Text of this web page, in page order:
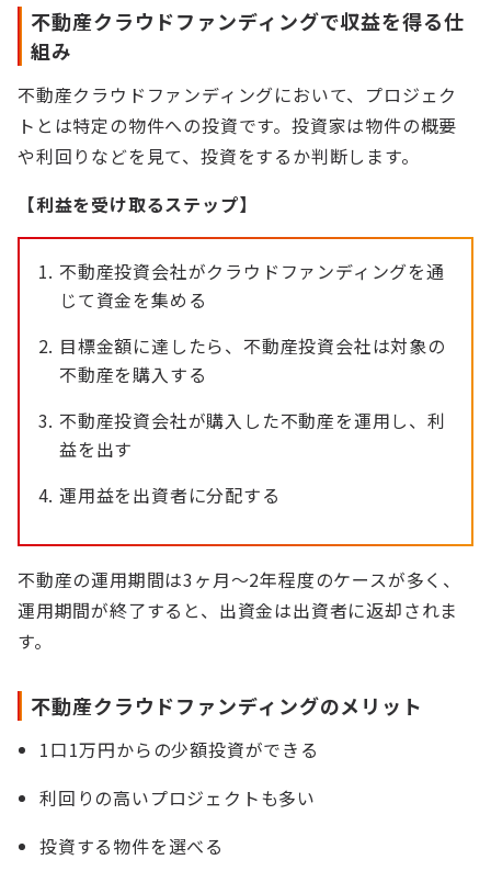
不動産クラウドファンディングで収益を得る仕
組み
不動産クラウドファンディングにおいて、プロジェク
トとは特定の物件への投資です。投資家は物件の概要
や利回りなどを見て、投資をするか判断します。
【利益を受け取るステップ】
不動産投資会社がクラウドファンディングを通
じて資金を集める
目標金額に達したら、不動産投資会社は対象の
不動産を購入する
不動産投資会社が購入した不動産を運用し、利
益を出す
運用益を出資者に分配する
不動産の運用期間は3ヶ月～2年程度のケースが多く、
運用期間が終了すると、出資金は出資者に返却されま
す。
不動産クラウドファンディングのメリット
1口1万円からの少額投資ができる
利回りの高いプロジェクトも多い
投資する物件を選べる